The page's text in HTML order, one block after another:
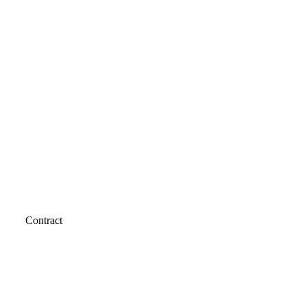
Contract